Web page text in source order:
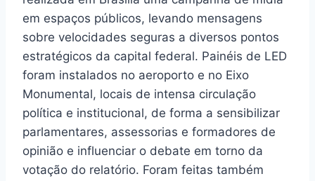
em espaços públicos, levando mensagens
sobre velocidades seguras a diversos pontos
estratégicos da capital federal. Painéis de LED
foram instalados no aeroporto e no Eixo
Monumental, locais de intensa circulação
política e institucional, de forma a sensibilizar
parlamentares, assessorias e formadores de
opinião e influenciar o debate em torno da
votação do relatório. Foram feitas também